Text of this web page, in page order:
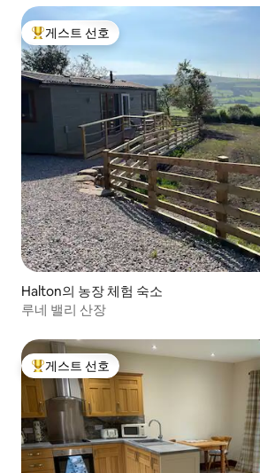
상위 게스트 선호
게스트 선호
Halton의 농장 체험 숙소
루네 밸리 산장
상위 게스트 선호
게스트 선호